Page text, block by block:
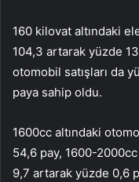
160 kilovat altındaki
104,3 artarak yüzde
otomobil satışları da
paya sahip oldu.
1600cc altındaki
54,6 pay, 1600-2000cc
9,7 artarak yüzde 0,6